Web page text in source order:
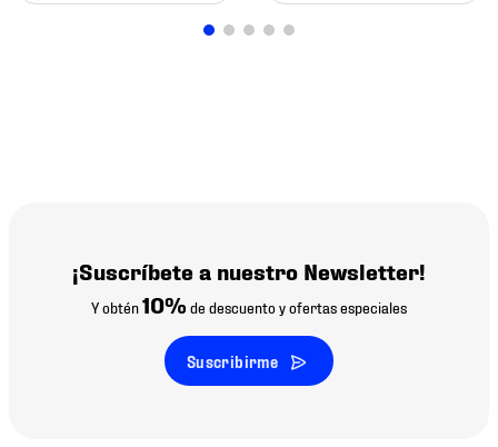
¡Suscríbete a nuestro Newsletter!
Y obtén10% de descuento y ofertas especiales
Suscribirme